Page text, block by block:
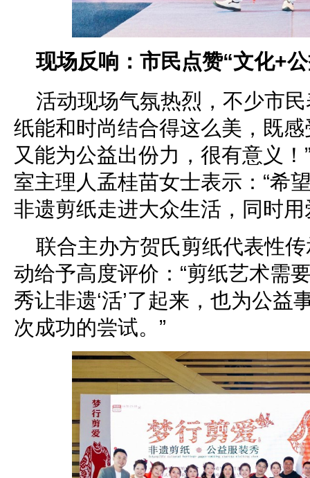
现场反响：市民点赞“文化+
活动现场气氛热烈，不少市
纸能和时尚结合得这么美，既
又能为公益出份力，很有意义
室主理人孟桂苗女士表示：“希
非遗剪纸走进大众生活，同时
联合主办方贺氏剪纸代表性
动给予高度评价：“剪纸艺术需
秀让非遗‘活’了起来，也为公益
次成功的尝试。”